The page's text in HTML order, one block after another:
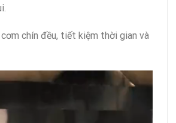
cơm chín đều, tiết kiệm thời gian và